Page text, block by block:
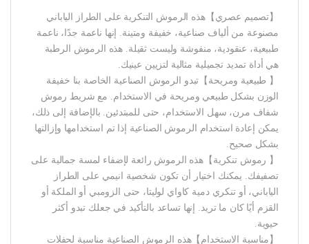
【تصميم عصري】هذه الرموش التنكرية على الطراز الياباني
مصنوعة من ألياف صناعية، خفيفة ومتينة. إنها ناعمة جدًا، ناعمة
طبيعية، عنقودية، منفوشة وليست ثقيلة. هذه الرموش الرطبة
هي أداة تمديد تجميلية مثالية لتزيين عينيك.
【 طبيعية ومريحة】تبدو الرموش الصناعية الخاصة بنا خفيفة
الوزن بشكل طبيعي ومريحة في الاستخدام. مع شريط رموش
شفاف مرن، سهل الاستخدام، حتى للمبتدئين. بالإضافة إلى ذلك،
يمكن إعادة استخدام الرموش الصناعية إذا تم استخدامها وإزالتها
بشكل صحيح.
【 رموش تنكرية】هذه الرموش رائعة لإضفاء لمسة جمالية على
تصفيفك. يمكنك اختيار أن تكون شخصية انيمي على الطراز
الياباني، أو تنكري دمية كاواي لوليتا، حتى الزومبي أو الملكة أو
القزم أيًا كان ما تريد. إنها تساعد بالتأكيد في جعلك تبدو أكثر
حيوية.
【مناسبة الاستخدام】هذه الرموش الصناعية مناسبة لحفلات